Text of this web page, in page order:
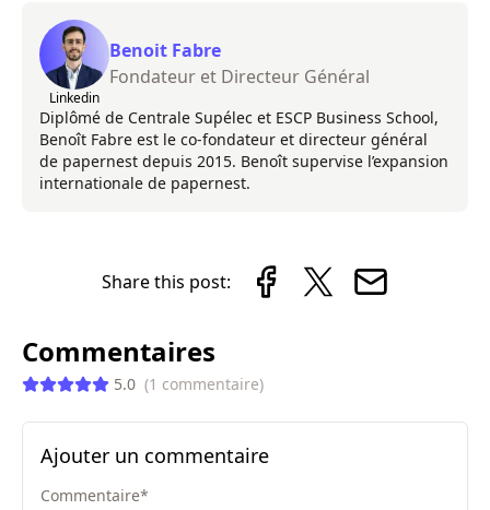
Linkedin
Benoit Fabre
Fondateur et Directeur Général
Diplômé de Centrale Supélec et ESCP Business School,
Benoît Fabre est le co-fondateur et directeur général
de papernest depuis 2015. Benoît supervise l’expansion
internationale de papernest.
Share this post:
Commentaires
5.0 (1 commentaire)
Ajouter un commentaire
Commentaire*